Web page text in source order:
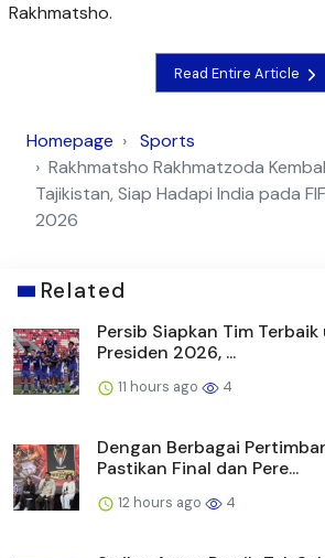
Rakhmatsho.
Read Entire Article
Homepage
Sports
Rakhmatsho Rakhmatzoda
Tajikistan, Siap Hadapi India pada
2026
Related
Persib Siapkan Tim
Presiden 2026, ...
11 hours ago 4
Dengan Berbagai
Pastikan Final dan Pere...
12 hours ago 4